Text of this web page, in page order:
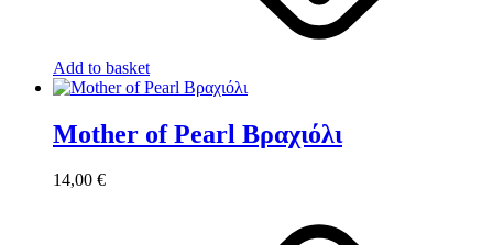
Add to basket
Mother of Pearl Βραχιόλι
14,00 €